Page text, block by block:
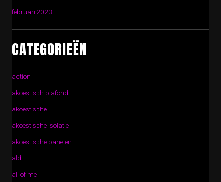
februari 2023
CATEGORIEËN
action
akoestisch plafond
akoestische
akoestische isolatie
akoestische panelen
aldi
all of me